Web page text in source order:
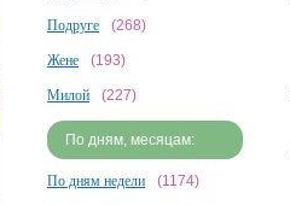
Подруге (268)
Жене (193)
Милой (227)
По дням, месяцам:
По дням недели (1174)